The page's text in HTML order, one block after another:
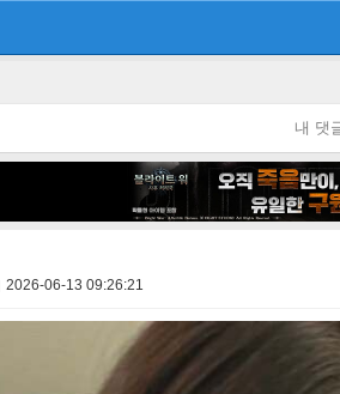
내 댓
2026-06-13 09:26:21